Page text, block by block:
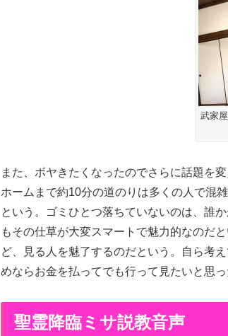
武家
また、ボヤきたくなったのでさらに話題を
ホームまで約10分の道のりは多くの人で混
という。ゴミひとつ落ちていないのは、誰
もその仕草が大変スマートで魅力的なのだ
ど、見る人を魅了するのだという。自ら考
めならお金を払ってでも行って見たいと思っ
聖霊降臨ミサ説教音声